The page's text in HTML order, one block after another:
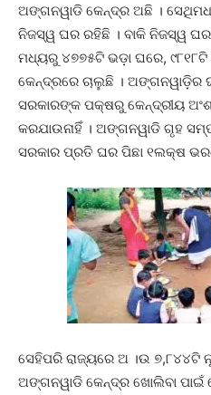
ଅଙ୍ଗନୱାଡି କେନ୍ଦ୍ର ଅଛି ।
ନିଜସ୍ୱ ଘର ରହିଛି । ବାକି ନିଜସ୍ୱ ଘର
ମଧ୍ୟରୁ ୪୭୭୫ଟି ଭଡ଼ା ଘରେ,
କେନ୍ଦ୍ରରେ ଚାଲୁଛି । ଅଙ୍ଗନୱାଡ଼ିର
ସରକାରଙ୍କ ପକ୍ଷରୁ କେନ୍ଦ୍ରୀୟ
କରଯାଉନାହିଁ । ଅଙ୍ଗନୱାଡି ଗୃହ
ସରକାର ପ୍ରତି ଘର ପିଛା ୧ଲକ୍ଷ
ସେହିପରି ରାଜ୍ୟରେ ଅ ।ଉ ୭,୮୪୪ଟି
ଅଙ୍ଗନୱାଡି କେନ୍ଦ୍ର ଖୋଲିବା